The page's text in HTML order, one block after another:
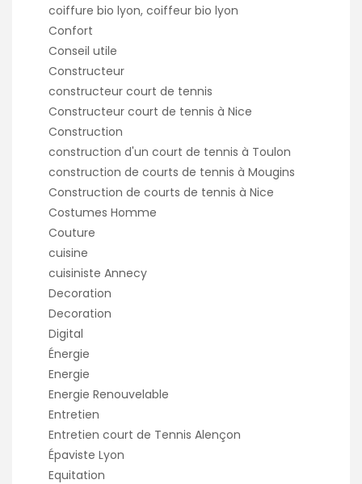
coiffure bio lyon, coiffeur bio lyon
Confort
Conseil utile
Constructeur
constructeur court de tennis
Constructeur court de tennis à Nice
Construction
construction d'un court de tennis à Toulon
construction de courts de tennis à Mougins
Construction de courts de tennis à Nice
Costumes Homme
Couture
cuisine
cuisiniste Annecy
Decoration
Decoration
Digital
Énergie
Energie
Energie Renouvelable
Entretien
Entretien court de Tennis Alençon
Épaviste Lyon
Equitation